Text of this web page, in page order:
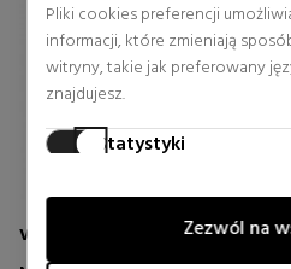
Pliki cookies preferencji
informacji, które zmieniają
witryny, takie jak preferowany
znajdujesz.
Statystyki
zrozumieć, w jaki sposób
witrynami, gromadząc iZezwól na
VICHY